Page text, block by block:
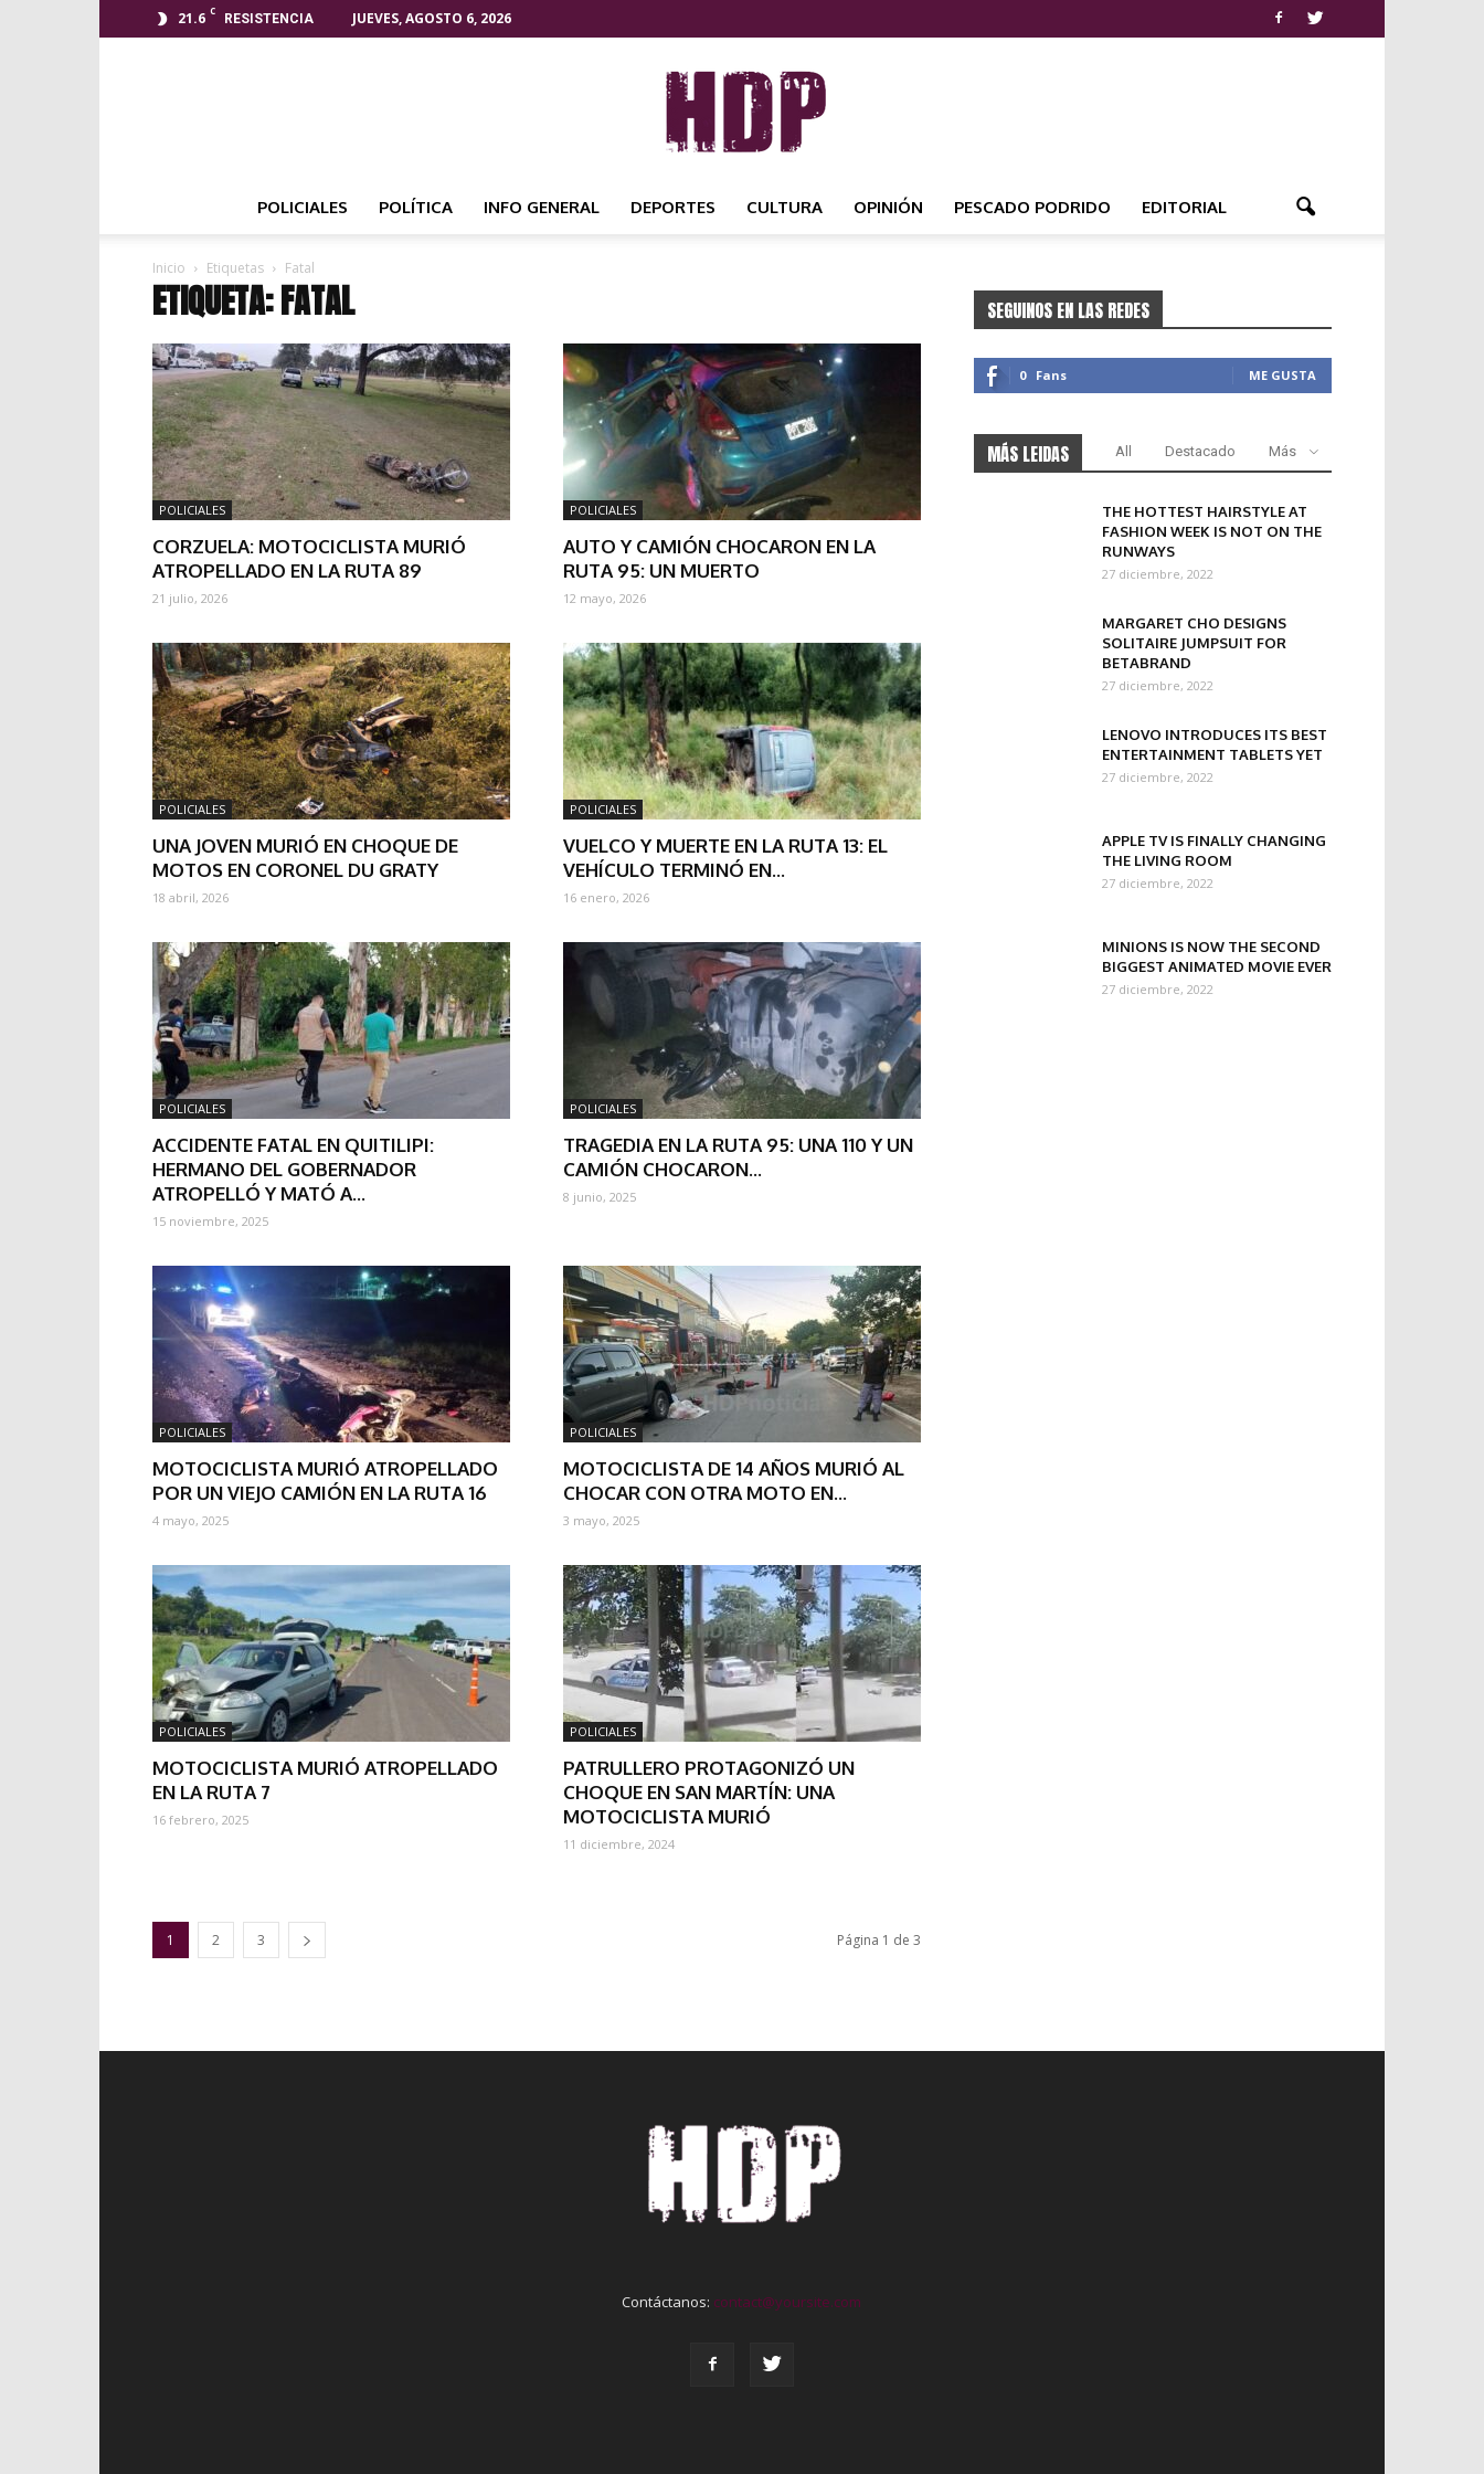
21.6 C
RESISTENCIA JUEVES, AGOSTO 6, 2026
NOTICIAS
POLICIALES POLÍTICA INFO GENERAL DEPORTES CULTURA OPINIÓN PESCADO PODRIDO EDITORIAL
Inicio Etiquetas Fatal
ETIQUETA: FATAL
POLICIALES
CORZUELA: MOTOCICLISTA MURIÓ
ATROPELLADO EN LA RUTA 89
21 julio, 2026
POLICIALES
AUTO Y CAMIÓN CHOCARON EN LA
RUTA 95: UN MUERTO
12 mayo, 2026
POLICIALES
UNA JOVEN MURIÓ EN CHOQUE DE
MOTOS EN CORONEL DU GRATY
18 abril, 2026
POLICIALES
VUELCO Y MUERTE EN LA RUTA 13: EL
VEHÍCULO TERMINÓ EN...
16 enero, 2026
POLICIALES
ACCIDENTE FATAL EN QUITILIPI:
HERMANO DEL GOBERNADOR
ATROPELLÓ Y MATÓ A...
15 noviembre, 2025
POLICIALES
TRAGEDIA EN LA RUTA 95: UNA 110 Y UN
CAMIÓN CHOCARON...
8 junio, 2025
POLICIALES
MOTOCICLISTA MURIÓ ATROPELLADO
POR UN VIEJO CAMIÓN EN LA RUTA 16
4 mayo, 2025
POLICIALES
MOTOCICLISTA DE 14 AÑOS MURIÓ AL
CHOCAR CON OTRA MOTO EN...
3 mayo, 2025
POLICIALES
MOTOCICLISTA MURIÓ ATROPELLADO
EN LA RUTA 7
16 febrero, 2025
POLICIALES
PATRULLERO PROTAGONIZÓ UN
CHOQUE EN SAN MARTÍN: UNA
MOTOCICLISTA MURIÓ
11 diciembre, 2024
1 2 3 Página 1 de 3
SEGUINOS EN LAS REDES
0 Fans ME GUSTA
MÁS LEIDAS All Destacado Más
THE HOTTEST HAIRSTYLE AT
FASHION WEEK IS NOT ON THE
RUNWAYS
27 diciembre, 2022
MARGARET CHO DESIGNS
SOLITAIRE JUMPSUIT FOR
BETABRAND
27 diciembre, 2022
LENOVO INTRODUCES ITS BEST
ENTERTAINMENT TABLETS YET
27 diciembre, 2022
APPLE TV IS FINALLY CHANGING
THE LIVING ROOM
27 diciembre, 2022
MINIONS IS NOW THE SECOND
BIGGEST ANIMATED MOVIE EVER
27 diciembre, 2022
Contáctanos: contact@yoursite.com